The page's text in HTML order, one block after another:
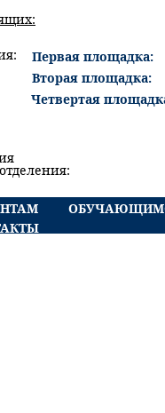
Первая площадка:
Вторая площадка:
Четвертая